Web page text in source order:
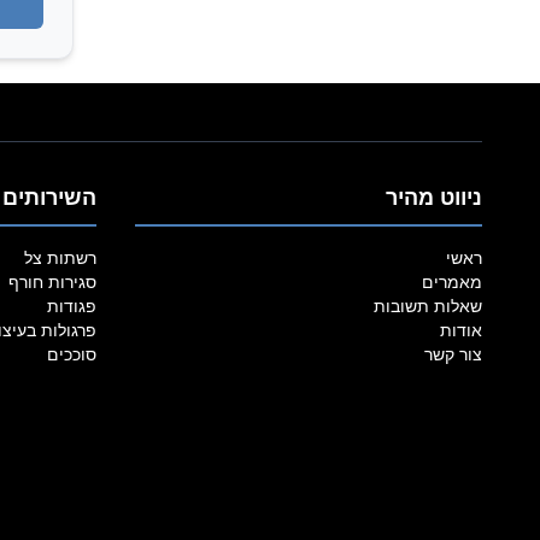
ניווט מהיר
ראשי
מאמרים
שאלות תשובות
אודות
צור קשר
רשתות צל
סגירות חורף
פגודות
פרגולות
סוככים